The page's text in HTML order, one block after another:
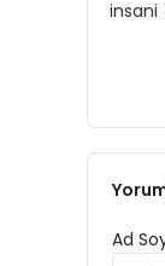
insani
Ad